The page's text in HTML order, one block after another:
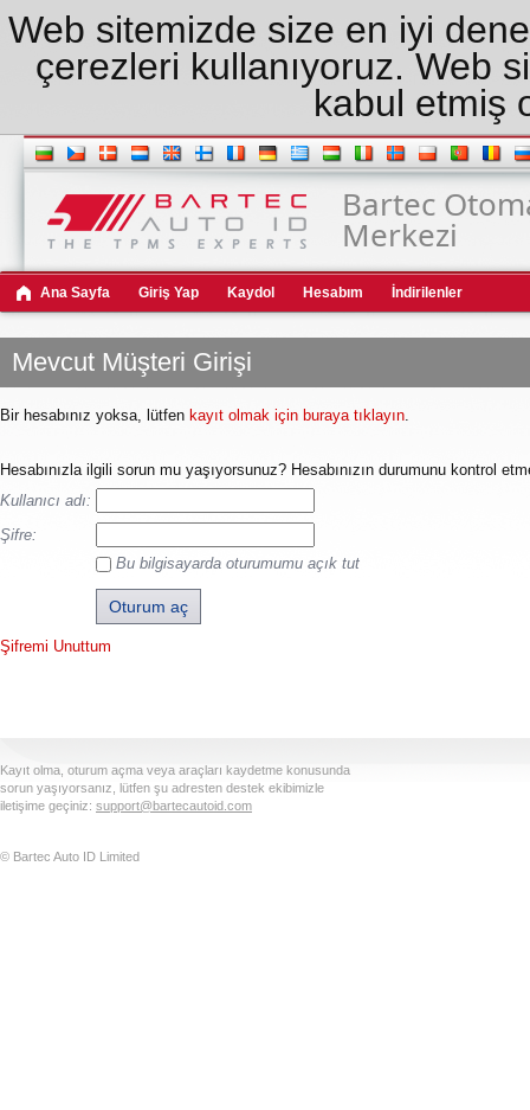
Web sitemizde size en iyi
çerezleri kullanıyoruz. Web
kabul etmiş
Bartec
Merkezi
Ana Sayfa Giriş Yap Kaydol Hesabım İndirilenler
Mevcut Müşteri Girişi
Bir hesabınız yoksa, lütfen kayıt olmak için buraya tıklayın.
Hesabınızla ilgili sorun mu yaşıyorsunuz? Hesabınızın durumunu kontrol
Kullanıcı adı:
Şifre:
Bu bilgisayarda oturumumu açık tut
Şifremi Unuttum
Kayıt olma, oturum açma veya araçları kaydetme konusunda
sorun yaşıyorsanız, lütfen şu adresten destek ekibimizle
iletişime geçiniz: support@bartecautoid.com
© Bartec Auto ID Limited